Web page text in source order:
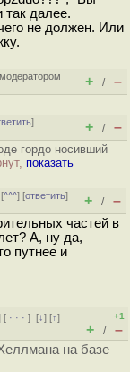
так далее.
не должен. Или
+ / –
]
+ / –
гордо носивший
показать
^^^] [ответить]
+ / –
частей в
А, ну да,
путнее и
[ · · ·][↓] [↑]
+1
+ / –
на базе